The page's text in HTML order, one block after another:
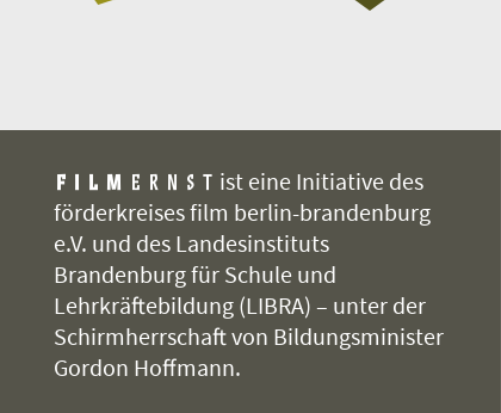
ist eine Initiative des
förderkreises film berlin-brandenburg
e.V. und des Landesinstituts
Brandenburg für Schule und
Lehrkräftebildung (LIBRA) – unter der
Schirmherrschaft von Bildungsminister
Gordon Hoffmann.